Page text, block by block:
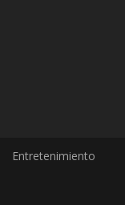
Entretenimiento